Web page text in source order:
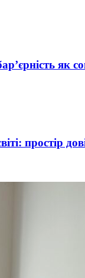
як
простір